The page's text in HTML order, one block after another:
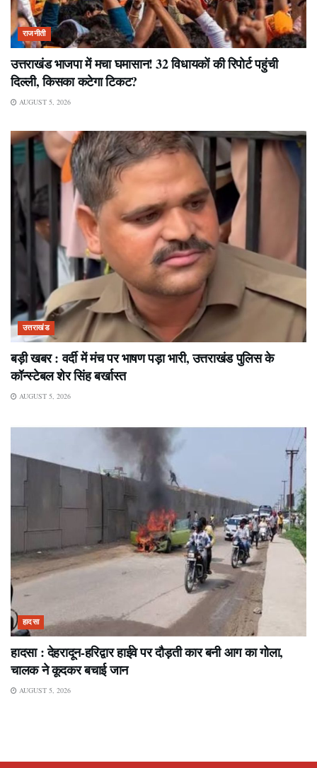
राजनीती
उत्तराखंड भाजपा में मचा घमासान! 32 विधायकों की रिपोर्ट पहुंची
दिल्ली, किसका कटेगा टिकट?
AUGUST 5, 2026
उत्तराखंड
बड़ी खबर : वर्दी में मंच पर भाषण पड़ा भारी, उत्तराखंड पुलिस के
कॉन्स्टेबल शेर सिंह बर्खास्त
AUGUST 5, 2026
हादसा
हादसा : देहरादून-हरिद्वार हाईवे पर दौड़ती कार बनी आग का गोला,
चालक ने कूदकर बचाई जान
AUGUST 5, 2026